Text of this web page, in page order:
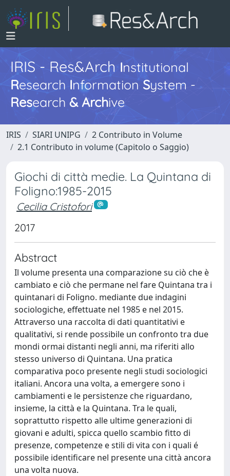
IRIS - Res&ArchInstitutional
Research InformationSystem -
Research & Archive
IRIS SIARI UNIPG
2 Contributo in Volume
2.1 Contributo in volume (Capitolo o Saggio)
Giochi di città medie. La Quintana di
Foligno:1985-2015
Cecilia Cristofori
2017
Abstract
Il volume presenta una comparazione su ciò che è
cambiato e ciò che permane nel fare Quintana tra i
quintanari di Foligno. mediante due indagini
sociologiche, effettuate nel 1985 e nel 2015.
Attraverso una raccolta di dati quantitativi e
qualitativi, si rende possibile un confronto tra due
mondi ormai distanti negli anni, ma riferiti allo
stesso universo di Quintana. Una pratica
comparativa poco presente negli studi sociologici
italiani. Ancora una volta, a emergere sono i
cambiamenti e le persistenze che riguardano,
insieme, la città e la Quintana. Tra le quali,
soprattutto rispetto alle ultime generazioni di
giovani e adulti, spicca quello scambio fitto di
presenze, competenze e stili di vita con i quali é
possibile identificare nel presente una città ancora
una volta nuova.